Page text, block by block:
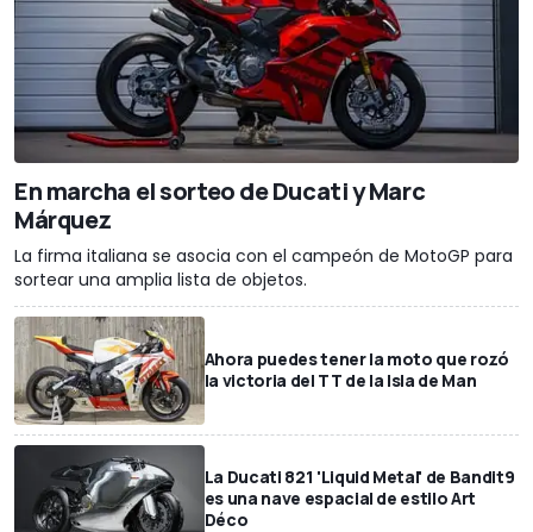
En marcha el sorteo de Ducati y Marc
Márquez
La firma italiana se asocia con el campeón de MotoGP para
sortear una amplia lista de objetos.
Ahora puedes tener la moto que rozó
la victoria del TT de la Isla de Man
La Ducati 821 'Liquid Metal' de Bandit9
es una nave espacial de estilo Art
Déco